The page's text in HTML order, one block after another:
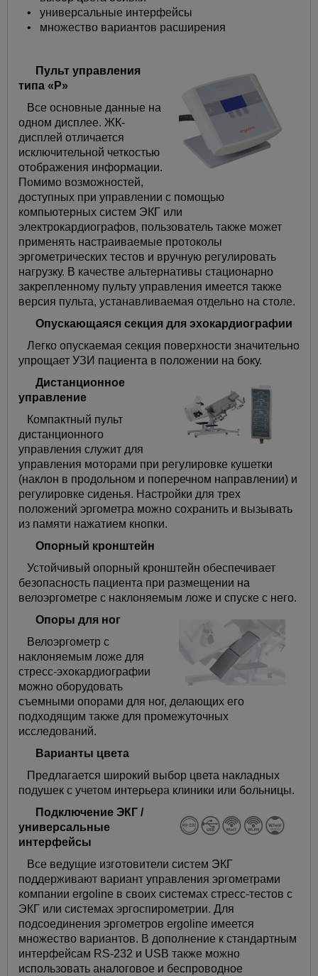
• универсальные интерфейсы
• множество вариантов расширения
Пульт управления
типа «P»
Все основные данные на
одном дисплее. ЖК-
дисплей отличается
исключительной четкостью
отображения информации.
Помимо возможностей,
доступных при управлении с помощью
компьютерных систем ЭКГ или
электрокардиографов, пользователь также может
применять настраиваемые протоколы
эргометрических тестов и вручную регулировать
нагрузку. В качестве альтернативы стационарно
закрепленному пульту управления имеется также
версия пульта, устанавливаемая отдельно на столе.
Опускающаяся секция для эхокардиографии
Легко опускаемая секция поверхности значительно
упрощает УЗИ пациента в положении на боку.
Дистанционное
управление
Компактный пульт
дистанционного
управления служит для
управления моторами при регулировке кушетки
(наклон в продольном и поперечном направлении) и
регулировке сиденья. Настройки для трех
положений эргометра можно сохранить и вызывать
из памяти нажатием кнопки.
Опорный кронштейн
Устойчивый опорный кронштейн обеспечивает
безопасность пациента при размещении на
велоэргометре с наклоняемым ложе и спуске с него.
Опоры для ног
Велоэргометр с
наклоняемым ложе для
стресс-эхокардиографии
можно оборудовать
съемными опорами для ног, делающих его
подходящим также для промежуточных
исследований.
Варианты цвета
Предлагается широкий выбор цвета накладных
подушек с учетом интерьера клиники или больницы.
Подключение ЭКГ /
универсальные
интерфейсы
Все ведущие изготовители систем ЭКГ
поддерживают вариант управления эргометрами
компании ergoline в своих системах стресс-тестов с
ЭКГ или системах эргоспирометрии. Для
подсоединения эргометров ergoline имеется
множество вариантов. В дополнение к стандартным
интерфейсам RS-232 и USB также можно
использовать аналоговое и беспроводное